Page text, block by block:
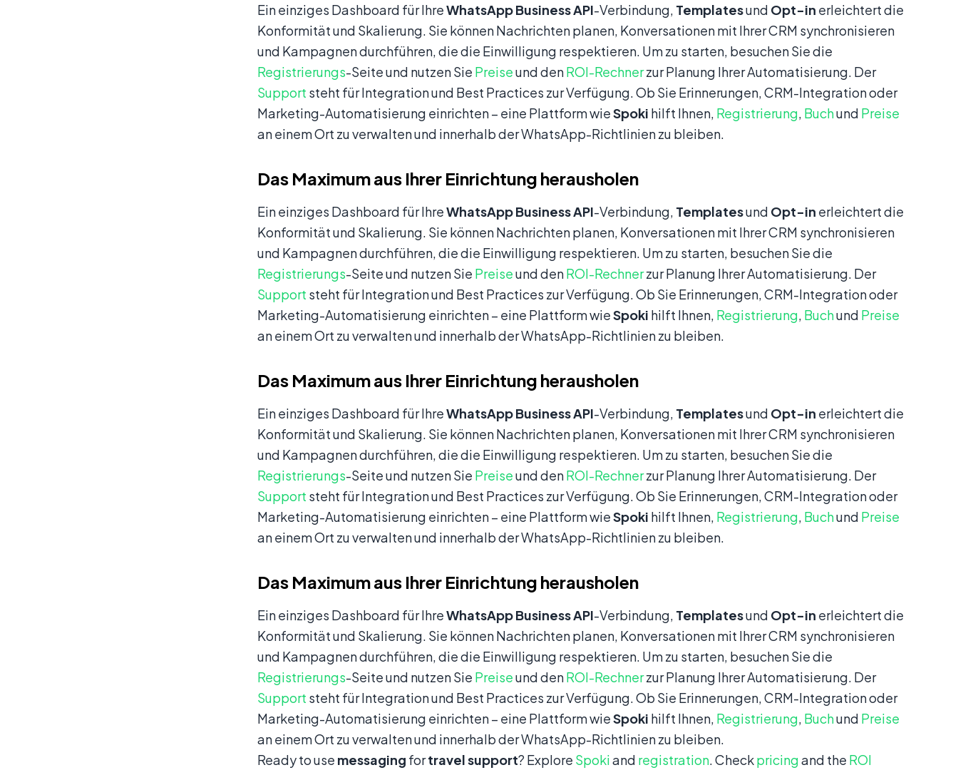
Ein einziges Dashboard für IhreWhatsApp Business API-Verbindung, Templatesund Opt-in erleichtert die
Konformität und Skalierung. Sie können Nachrichten planen, Konversationen mit Ihrer CRM synchronisieren
und Kampagnen durchführen, die die Einwilligung respektieren. Um zu starten, besuchen Sie die
Registrierungs-Seite und nutzen Sie Preiseund denROI-Rechnerzur Planung Ihrer Automatisierung. Der
Support steht für Integration und Best Practices zur Verfügung. Ob Sie Erinnerungen, CRM-Integration oder
Marketing-Automatisierung einrichten – eine Plattform wieSpoki hilft Ihnen, Registrierung Buchund Preise
an einem Ort zu verwalten und innerhalb der WhatsApp-Richtlinien zu bleiben.
Das Maximum aus Ihrer Einrichtung herausholen
Ein einziges Dashboard für IhreWhatsApp Business API-Verbindung, Templatesund Opt-in erleichtert die
Konformität und Skalierung. Sie können Nachrichten planen, Konversationen mit Ihrer CRM synchronisieren
und Kampagnen durchführen, die die Einwilligung respektieren. Um zu starten, besuchen Sie die
Registrierungs-Seite und nutzen Sie Preiseund denROI-Rechnerzur Planung Ihrer Automatisierung. Der
Support steht für Integration und Best Practices zur Verfügung. Ob Sie Erinnerungen, CRM-Integration oder
Marketing-Automatisierung einrichten – eine Plattform wieSpoki hilft Ihnen, Registrierung Buchund Preise
an einem Ort zu verwalten und innerhalb der WhatsApp-Richtlinien zu bleiben.
Das Maximum aus Ihrer Einrichtung herausholen
Ein einziges Dashboard für IhreWhatsApp Business API-Verbindung, Templatesund Opt-in erleichtert die
Konformität und Skalierung. Sie können Nachrichten planen, Konversationen mit Ihrer CRM synchronisieren
und Kampagnen durchführen, die die Einwilligung respektieren. Um zu starten, besuchen Sie die
Registrierungs-Seite und nutzen Sie Preiseund denROI-Rechnerzur Planung Ihrer Automatisierung. Der
Support steht für Integration und Best Practices zur Verfügung. Ob Sie Erinnerungen, CRM-Integration oder
Marketing-Automatisierung einrichten – eine Plattform wieSpoki hilft Ihnen, Registrierung Buchund Preise
an einem Ort zu verwalten und innerhalb der WhatsApp-Richtlinien zu bleiben.
Das Maximum aus Ihrer Einrichtung herausholen
Ein einziges Dashboard für IhreWhatsApp Business API-Verbindung, Templatesund Opt-in erleichtert die
Konformität und Skalierung. Sie können Nachrichten planen, Konversationen mit Ihrer CRM synchronisieren
und Kampagnen durchführen, die die Einwilligung respektieren. Um zu starten, besuchen Sie die
Registrierungs-Seite und nutzen Sie Preiseund denROI-Rechnerzur Planung Ihrer Automatisierung. Der
Support steht für Integration und Best Practices zur Verfügung. Ob Sie Erinnerungen, CRM-Integration oder
Marketing-Automatisierung einrichten – eine Plattform wieSpoki hilft Ihnen, Registrierung Buchund Preise
an einem Ort zu verwalten und innerhalb der WhatsApp-Richtlinien zu bleiben.
Ready to use messaging fortravel support? Explore Spokiand registration . Checkpricingand the ROI